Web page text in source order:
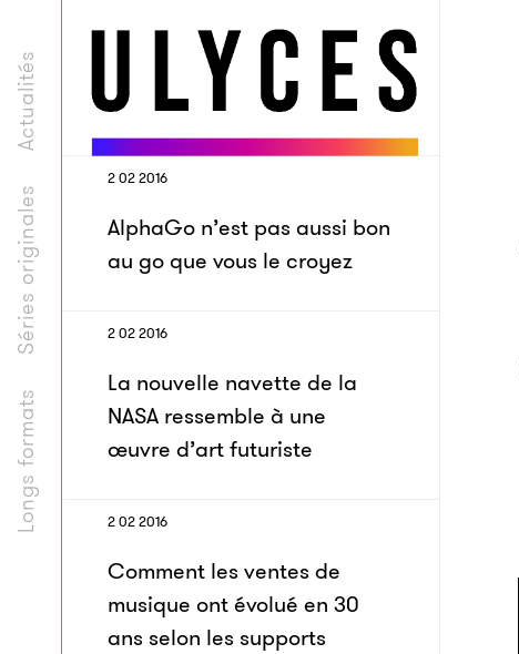
Longs formats
Séries originales
Actualités
2 02 2016
AlphaGo n’est pas aussi bon
au go que vous le croyez
2 02 2016
La nouvelle navette de la
NASA ressemble à une
œuvre d’art futuriste
2 02 2016
Comment les ventes de
musique ont évolué en 30
ans selon les supports